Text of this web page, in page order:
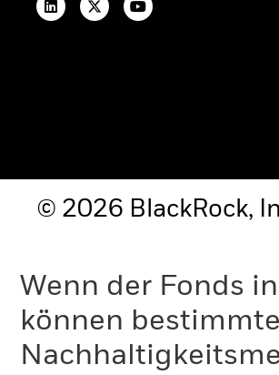
© 2026 BlackRock,
Wenn der Fonds
können